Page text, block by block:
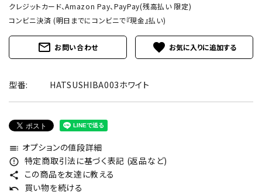
クレジットカード、Amazon Pay、PayPay(残高払い 限定)
コンビニ決済 (明日までにコンビニで『現金』払い)
mail_outline お問い合わせ favorite
型番: HATSUSHIBA003ホワイト
toc オプションの値段詳細
error_outline 特定商取引法に基づく表記 (返品など)
share この商品を友達に教える
undo 買い物を続ける